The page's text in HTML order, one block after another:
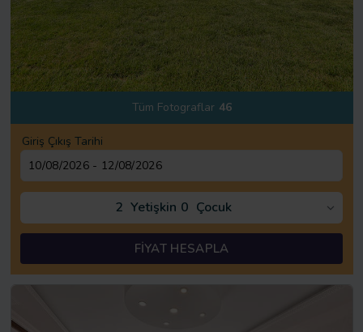
Tüm Fotograflar 46
Giriş Çıkış Tarihi
2 Yetişkin 0 Çocuk
FİYAT HESAPLA